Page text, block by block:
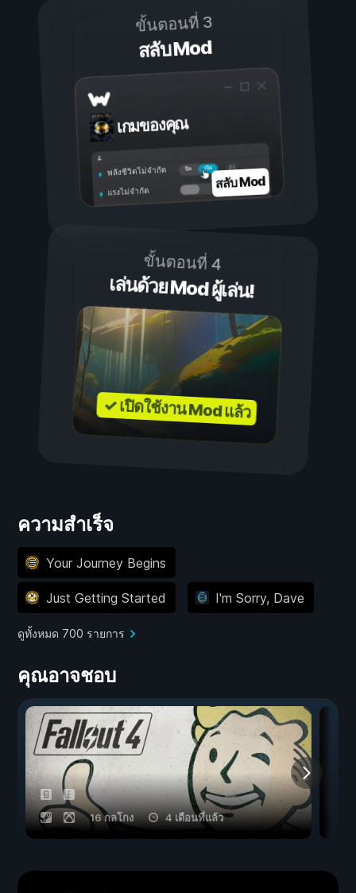
ขั้นตอนที่ 3
สลับ Mod
เกมของคุณ
เปิด
ปิด
พลังชีวิตไม่จำกัด
แรงไม่จำกัด สลับ Mod
ขั้นตอนที่ 4
เล่นด้วย Mod ผู้เล่น!
✓ เปิดใช้งาน Mod แล้ว
ความสำเร็จ
Your Journey Begins
Just Getting Started I'm Sorry, Dave
ดูทั้งหมด 700 รายการ
คุณอาจชอบ
16 กลโกง 4 เดือนที่แล้ว